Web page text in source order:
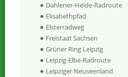
Dahlener-Heide-Radroute
Elisabethpfad
Elsterradweg
Freistaat Sachsen
Grüner Ring Leipzig
Leipzig-Elbe-Radroute
Leipziger Neuseenland